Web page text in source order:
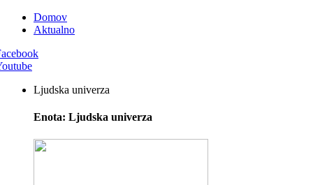
Domov
Aktualno
Ljudska univerza
Enota: Ljudska univerza